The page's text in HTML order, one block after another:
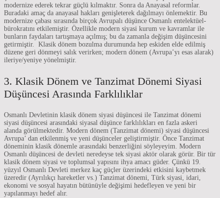
modernize ederek tekrar güçlü kılmaktır. Sonra da Anayasal reformlar.
Buradaki amaç da anayasal hakları genişleterek dağılmayı önlemektir. Bu
modernize çabası sırasında birçok Avrupalı düşünce Osmanlı entelektüel-
bürokratını etkilemiştir. Özellikle modern siyasi kurum ve kavramlar ile
bunların faydaları tartışmaya açılmış; bu da zamanla değişim düşüncesini
getirmiştir. Klasik dönem bozulma durumunda hep eskiden elde edilmiş
düzene geri dönmeyi salık verirken; modern dönem (Avrupa’yı esas alarak)
ileriye/yeniye yönelmiştir.
3. Klasik Dönem ve Tanzimat Dönemi Siyasi
Düşüncesi Arasında Farklılıklar
Osmanlı Devletinin klasik dönem siyasi düşüncesi ile Tanzimat dönemi
siyasi düşüncesi arasındaki siyasal düşünce farklılıkları en fazla askeri
alanda görülmektedir. Modern dönem (Tanzimat dönemi) siyasi düşüncesi
Avrupa’ dan etkilenmiş ve yeni düşünceler geliştirmiştir. Önce Tanzimat
döneminin klasik dönemle arasındaki benzerliğini söyleyeyim. Modern
Osmanlı düşüncesi de devleti neredeyse tek siyasi aktör olarak görür. Bir tür
klasik dönem siyasi ve toplumsal yapısını ihya amacı güder. Çünkü 19.
yüzyıl Osmanlı Devleti merkez kaç güçler üzerindeki etkisini kaybetmek
üzeredir (Ayrılıkçı hareketler vs.) Tanzimat dönemi, Türk siyasi, idari,
ekonomi ve sosyal hayatın bütünüyle değişimi hedefleyen ve yeni bir
yapılanmayı hedef alır.